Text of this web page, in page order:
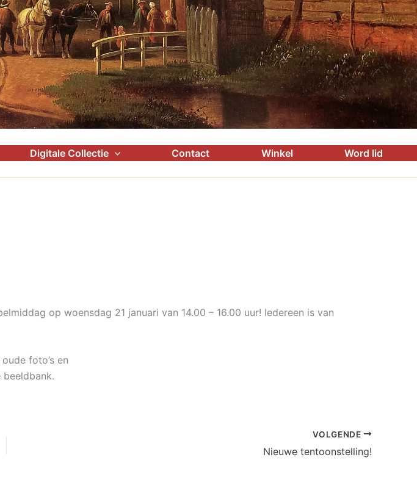
Digitale Collectie Contact Winkel Word lid
op woensdag 21 januari van 14.00 – 16.00 uur! Iedereen is van
foto’s en
beeldbank.
VOLGENDE
Nieuwe tentoonstelling!